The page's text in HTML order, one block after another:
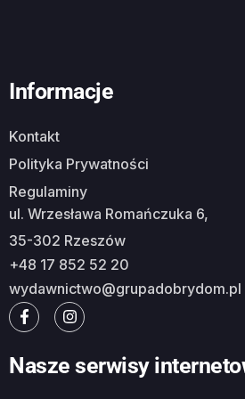
Informacje
Kontakt
Polityka Prywatności
Regulaminy
ul. Wrzesława Romańczuka 6,
35-302 Rzeszów
+48 17 852 52 20
wydawnictwo@grupadobrydom.pl
Nasze serwisy